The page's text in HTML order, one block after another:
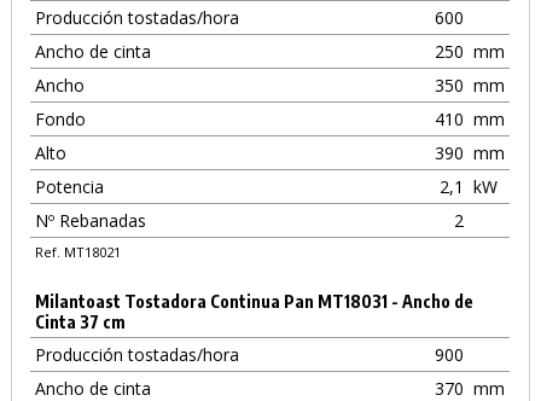
Producción tostadas/hora
600
Ancho de cinta
250 mm
Ancho
350 mm
Fondo
410 mm
Alto
390 mm
Potencia
2,1
kW
Nº Rebanadas
2
Ref. MT18021
Milantoast Tostadora Continua Pan MT18031 - Ancho de
Cinta 37 cm
Producción tostadas/hora
900
Ancho de cinta
370 mm